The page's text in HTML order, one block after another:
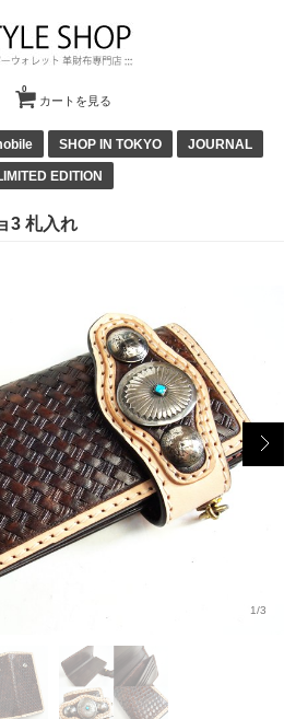
カートを見る
0
SHOP IN TOKYO JOURNAL
EDITION
3 札入れ
1/3